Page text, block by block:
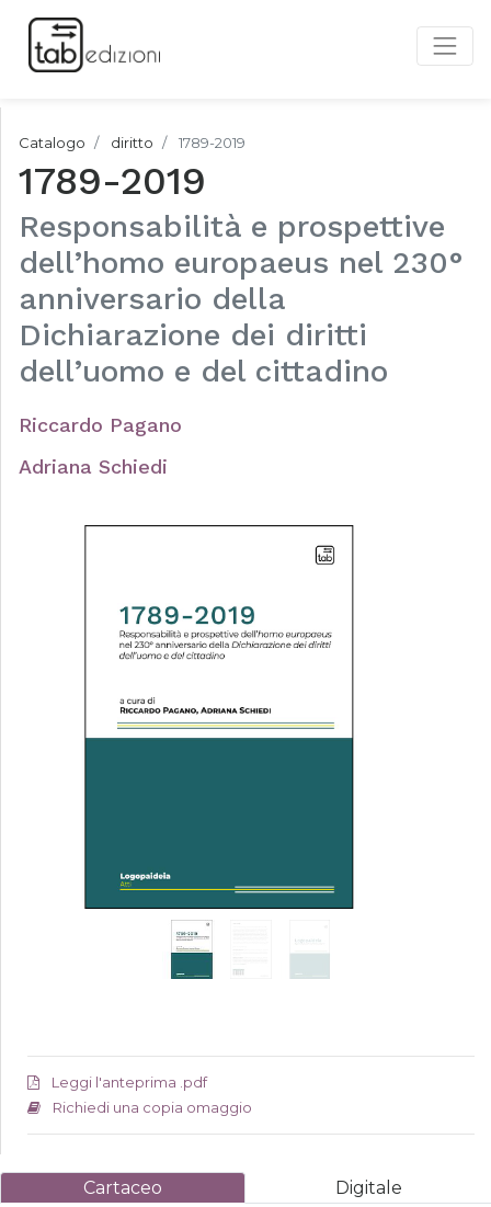
Catalogo diritto 1789-2019
1789-2019
Responsabilità e prospettive
dell’homo europaeus nel 230°
anniversario della
Dichiarazione dei diritti
dell’uomo e del cittadino
Riccardo Pagano
Adriana Schiedi
Leggi l'anteprima .pdf
Richiedi una copia omaggio
Cartaceo Digitale